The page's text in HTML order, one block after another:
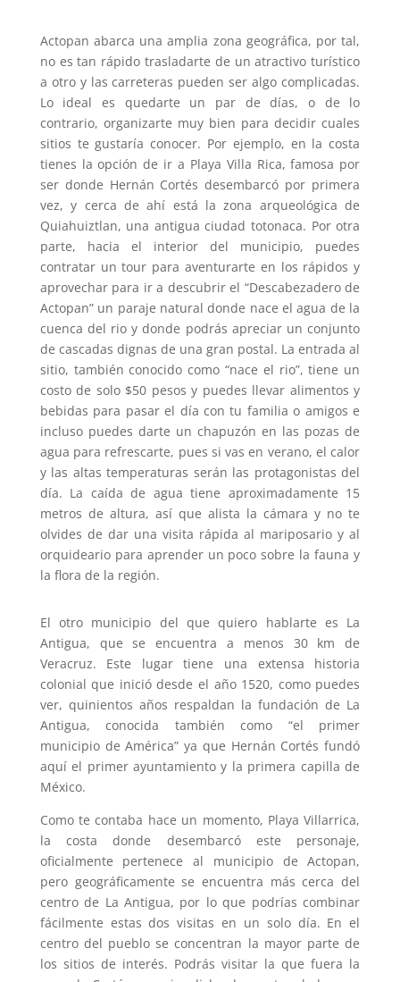
Actopan abarca una amplia zona geográfica, por tal,
no es tan rápido trasladarte de un atractivo turístico
a otro y las carreteras pueden ser algo complicadas.
Lo ideal es quedarte un par de días, o de lo
contrario, organizarte muy bien para decidir cuales
sitios te gustaría conocer. Por ejemplo, en la costa
tienes la opción de ir a Playa Villa Rica, famosa por
ser donde Hernán Cortés desembarcó por primera
vez, y cerca de ahí está la zona arqueológica de
Quiahuiztlan, una antigua ciudad totonaca. Por otra
parte, hacia el interior del municipio, puedes
contratar un tour para aventurarte en los rápidos y
aprovechar para ir a descubrir el “Descabezadero de
Actopan” un paraje natural donde nace el agua de la
cuenca del rio y donde podrás apreciar un conjunto
de cascadas dignas de una gran postal. La entrada al
sitio, también conocido como “nace el rio”, tiene un
costo de solo $50 pesos y puedes llevar alimentos y
bebidas para pasar el día con tu familia o amigos e
incluso puedes darte un chapuzón en las pozas de
agua para refrescarte, pues si vas en verano, el calor
y las altas temperaturas serán las protagonistas del
día. La caída de agua tiene aproximadamente 15
metros de altura, así que alista la cámara y no te
olvides de dar una visita rápida al mariposario y al
orquideario para aprender un poco sobre la fauna y
la flora de la región.
El otro municipio del que quiero hablarte es La
Antigua, que se encuentra a menos 30 km de
Veracruz. Este lugar tiene una extensa historia
colonial que inició desde el año 1520, como puedes
ver, quinientos años respaldan la fundación de La
Antigua, conocida también como “el primer
municipio de América” ya que Hernán Cortés fundó
aquí el primer ayuntamiento y la primera capilla de
México.
Como te contaba hace un momento, Playa Villarrica,
la costa donde desembarcó este personaje,
oficialmente pertenece al municipio de Actopan,
pero geográficamente se encuentra más cerca del
centro de La Antigua, por lo que podrías combinar
fácilmente estas dos visitas en un solo día. En el
centro del pueblo se concentran la mayor parte de
los sitios de interés. Podrás visitar la que fuera la